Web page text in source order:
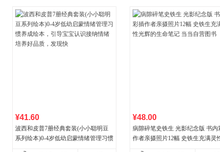
¥41.60
波西和皮普7册经典套装(小小聪明豆
系列绘本)0-4岁低幼启蒙情绪管理习惯
¥48.00
病隙碎笔史铁生 光影纪念版 书内
作者亲摄照片12幅 史铁生充满灵